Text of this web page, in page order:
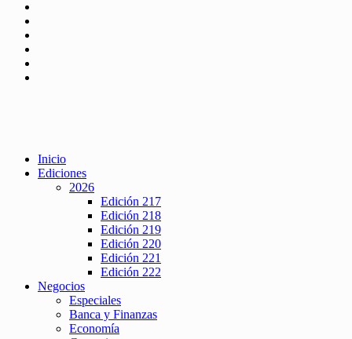
Inicio
Ediciones
2026
Edición 217
Edición 218
Edición 219
Edición 220
Edición 221
Edición 222
Negocios
Especiales
Banca y Finanzas
Economía